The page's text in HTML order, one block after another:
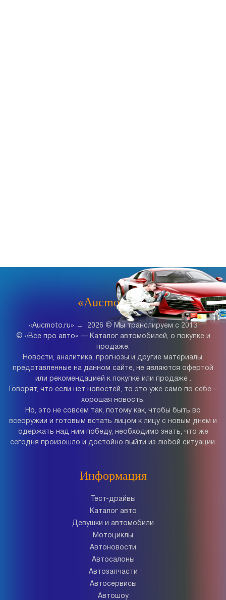
«Aucmoto.ru»
«Aucmoto.ru» → 2026 © Мы транслируем с 2013
© «Все про авто» — Каталог автомобилей, о покупке и
продаже.
Новости, аналитика, прогнозы и другие материалы,
представленные на данном сайте, не являются офертой
или рекомендацией к покупке или продаже .
Говорят, что если нет новостей, то это уже само по себе –
хорошая новость.
Но, это не совсем так, потому как, чтобы быть во
всеоружии и готовым встать лицом к лицу с новым днем и
одержать над ним победу, необходимо знать, что же
сегодня произошло и достойно выйти из любой ситуации.
Информация
Тест-драйвы
Каталог авто
Девушки и автомобили
Мотоциклы
Автоновости
Автосалоны
Автозапчасти
Автосервисы
Автошоу